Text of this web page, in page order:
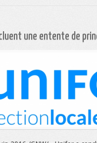
une entente de